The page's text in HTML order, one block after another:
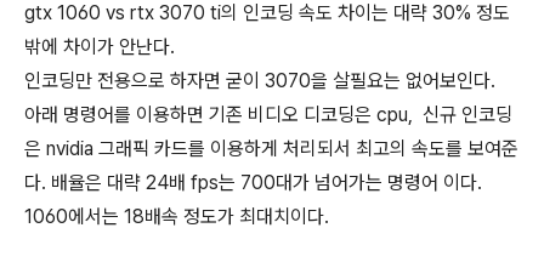
gtx 1060 vs rtx 3070 ti의 인코딩 속도 차이는 대략 30% 정도
밖에 차이가 안난다.
인코딩만 전용으로 하자면 굳이 3070을 살필요는 없어보인다.
아래 명령어를 이용하면 기존 비디오 디코딩은 cpu, 신규 인코딩
은 nvidia 그래픽 카드를 이용하게 처리되서 최고의 속도를 보여준
다. 배율은 대략 24배 fps는 700대가 넘어가는 명령어 이다.
1060에서는 18배속 정도가 최대치이다.